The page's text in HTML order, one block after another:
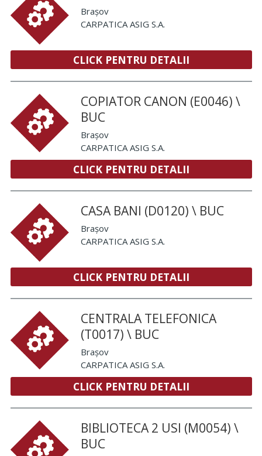
Brașov
CARPATICA ASIG S.A.
CLICK PENTRU DETALII
COPIATOR CANON (E0046) \
BUC
Brașov
CARPATICA ASIG S.A.
CLICK PENTRU DETALII
CASA BANI (D0120) \ BUC
Brașov
CARPATICA ASIG S.A.
CLICK PENTRU DETALII
CENTRALA TELEFONICA
(T0017) \ BUC
Brașov
CARPATICA ASIG S.A.
CLICK PENTRU DETALII
BIBLIOTECA 2 USI (M0054) \
BUC